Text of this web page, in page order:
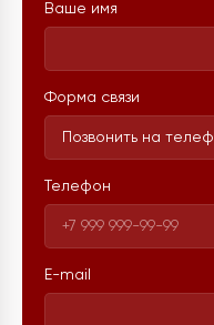
Ваше имя
Форма связи
Позвонить на
Телефон
E-mail